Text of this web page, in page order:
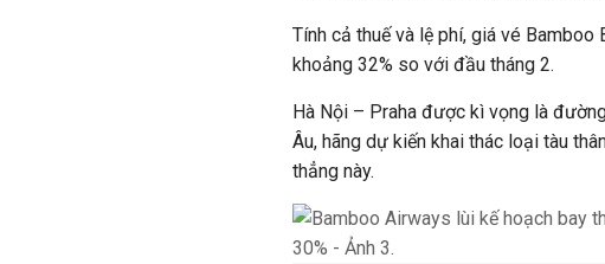
Tính cả thuế và lệ phí, giá vé
khoảng 32% so với đầu tháng 2.
Hà Nội – Praha được kì vọng là
Âu, hãng dự kiến khai thác loại tàu
thẳng này.